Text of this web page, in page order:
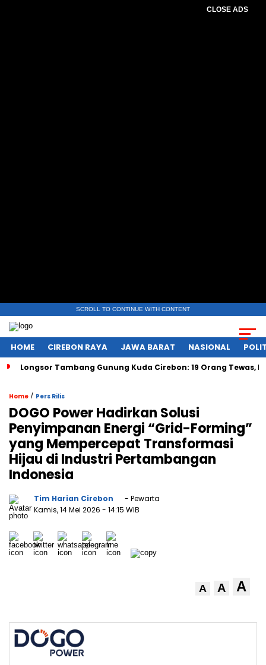
CLOSE ADS
SCROLL TO CONTINUE WITH CONTENT
HOME CIREBON RAYA JAWA BARAT NASIONAL
Longsor Tambang Gunung Kuda Cirebon: 19 Orang Tewas,
Home / Pers Rilis
DOGO Power Hadirkan Solusi
Penyimpanan Energi “Grid-Forming”
yang Mempercepat Transformasi
Hijau di Industri Pertambangan
Indonesia
Tim Harian Cirebon
- Pewarta
Kamis, 14 Mei 2026 - 14:15 WIB
A A A